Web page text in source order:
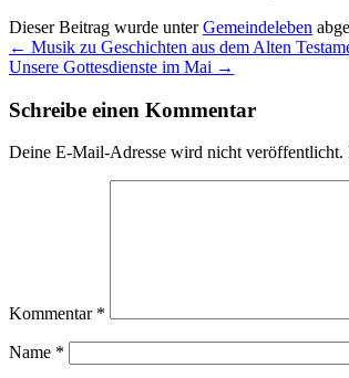
Dieser Beitrag wurde unterGemeindeleben
← Musik zu Geschichten aus dem Alten
Unsere Gottesdienste im Mai →
Schreibe einen Kommentar
Deine E-Mail-Adresse wird nicht veröffentlicht.
Kommentar *
Name *